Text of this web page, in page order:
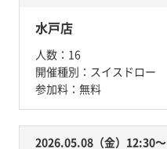
水戸店
人数： 16
開催種別： スイスドロー
参加料： 無料
2026.05.08（金）12:30〜